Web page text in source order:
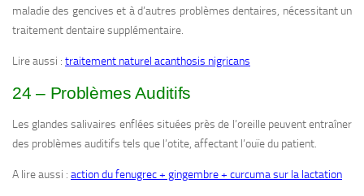
maladie des gencives et à d’autres problèmes dentaires, nécessitant un
traitement dentaire supplémentaire.
Lire aussi : traitement naturel acanthosis nigricans
24 – Problèmes Auditifs
Les glandes salivaires enflées situées près de l’oreille peuvent entraîner
des problèmes auditifs tels que l’otite, affectant l’ouïe du patient.
A lire aussi : action du fenugrec + gingembre + curcuma sur la lactation